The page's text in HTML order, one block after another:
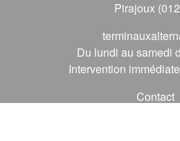
Pirajoux
Du lundi au samedi
Intervention
Contact